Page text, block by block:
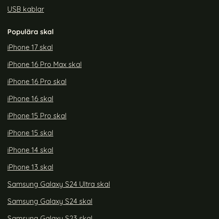
USB kablar
Populära skal
iPhone 17 skal
iPhone 16 Pro Max skal
iPhone 16 Pro skal
iPhone 16 skal
iPhone 15 Pro skal
iPhone 15 skal
iPhone 14 skal
iPhone 13 skal
Samsung Galaxy S24 Ultra skal
Samsung Galaxy S24 skal